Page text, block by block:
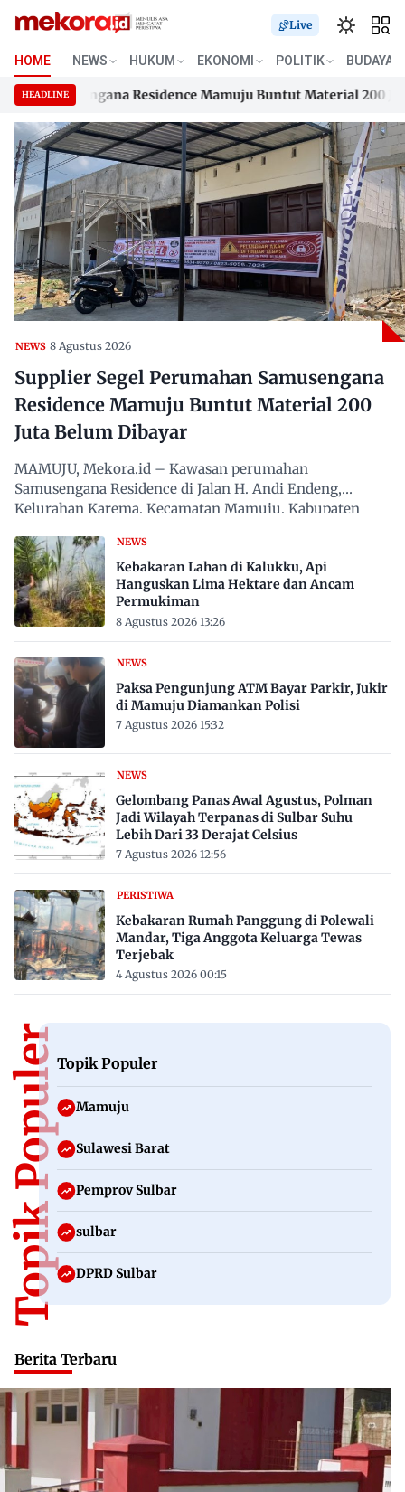
Skip
content
Live
HOME NEWS HUKUM EKONOMI POLITIK BUDAYA
HEADLINE
Samusengana Residence Mamuju Buntut Material 200 Juta
Samusengana Residence Mamuju Buntut Material 200 Juta
NEWS 8 Agustus 2026
Supplier Segel Perumahan Samusengana
Residence Mamuju Buntut Material 200
Juta Belum Dibayar
MAMUJU, Mekora.id – Kawasan perumahan
Samusengana Residence di Jalan H. Andi Endeng,
Kelurahan Karema, Kecamatan Mamuju, Kabupaten
NEWS
Kebakaran Lahan di Kalukku, Api
Hanguskan Lima Hektare dan Ancam
Permukiman
8 Agustus 2026 13:26
NEWS
Paksa Pengunjung ATM Bayar Parkir, Jukir
di Mamuju Diamankan Polisi
7 Agustus 2026 15:32
NEWS
Gelombang Panas Awal Agustus, Polman
Jadi Wilayah Terpanas di Sulbar Suhu
Lebih Dari 33 Derajat Celsius
7 Agustus 2026 12:56
PERISTIWA
Kebakaran Rumah Panggung di Polewali
Mandar, Tiga Anggota Keluarga Tewas
Terjebak
4 Agustus 2026 00:15
Topik PopulerTopik Populer
Mamuju
Sulawesi Barat
Pemprov Sulbar
sulbar
DPRD Sulbar
Berita Terbaru